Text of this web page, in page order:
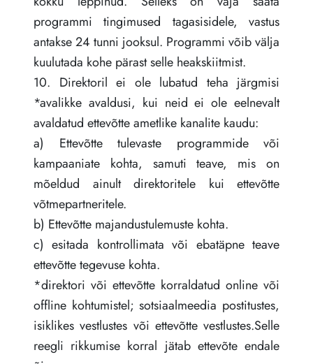
programmi tingimused tagasisidele, vastus
antakse 24 tunni jooksul. Programmi võib välja
kuulutada kohe pärast selle heakskiitmist.
10. Direktoril ei ole lubatud teha järgmisi
*avalikke avaldusi, kui neid ei ole eelnevalt
avaldatud ettevõtte ametlike kanalite kaudu:
a) Ettevõtte tulevaste programmide või
kampaaniate kohta, samuti teave, mis on
mõeldud ainult direktoritele kui ettevõtte
võtmepartneritele.
b) Ettevõtte majandustulemuste kohta.
c) esitada kontrollimata või ebatäpne teave
ettevõtte tegevuse kohta.
*direktori või ettevõtte korraldatud online või
offline kohtumistel; sotsiaalmeedia postitustes,
isiklikes vestlustes või ettevõtte vestlustes.Selle
reegli rikkumise korral jätab ettevõte endale